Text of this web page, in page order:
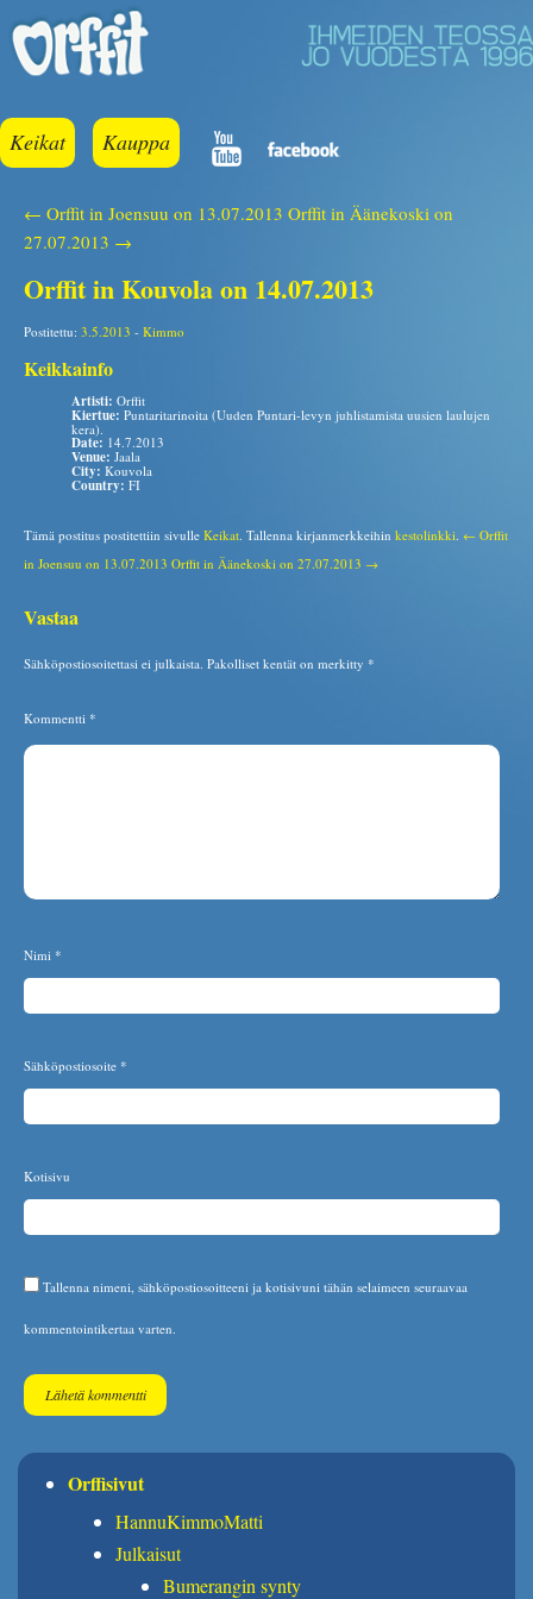
Keikat Kauppa
← Orffit in Joensuu on 13.07.2013 Orffit in Äänekoski on
27.07.2013 →
Orffit in Kouvola on 14.07.2013
Postitettu: 3.5.2013 - Kimmo
Keikkainfo
Artisti: Orffit
Kiertue: Puntaritarinoita (Uuden Puntari-levyn juhlistamista uusien laulujen
kera).
Date: 14.7.2013
Venue: Jaala
City: Kouvola
Country: FI
Tämä postitus postitettiin sivulle Keikat . Tallenna kirjanmerkkeihin kestolinkki ← Orffit
in Joensuu on 13.07.2013 Orffit in Äänekoski on 27.07.2013 →
Vastaa
Sähköpostiosoitettasi ei julkaista. Pakolliset kentät on merkitty *
Kommentti *
Nimi *
Sähköpostiosoite *
Kotisivu
Tallenna nimeni, sähköpostiosoitteeni ja kotisivuni tähän selaimeen seuraavaa
kommentointikertaa varten.
Orffisivut
HannuKimmoMatti
Julkaisut
Bumerangin synty